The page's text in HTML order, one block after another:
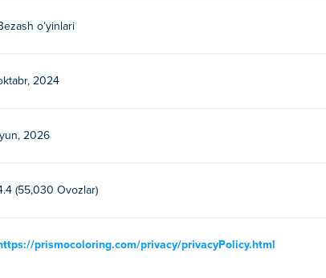
va planshetlar kabi mobil qurilmalarda ijro etish mumkin.
oʻyinlari
2024
2026
(55,030 Ovozlar)
prismocoloring.com/privacy/privacyPolicy.html